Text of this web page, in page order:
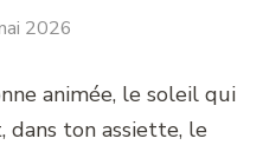
2026
animée, le soleil qui
dans ton assiette, le